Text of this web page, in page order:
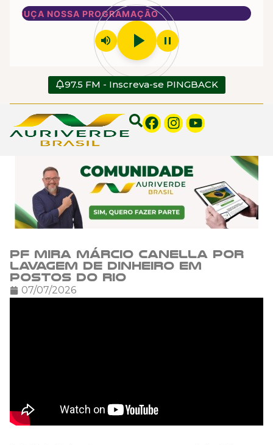
OUÇA NOSSA PROGRAMAÇÃO
volume_up play_arrow pause
97.5 FM - Inscreva-se PINGBACK
PF mira Márcio Canella por
lavagem de dinheiro em
postos do Rio
07/07/2026